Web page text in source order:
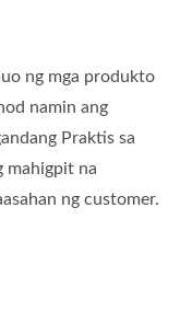
ng mga produkto
namin ang
Praktis sa
mahigpit na
ng customer.